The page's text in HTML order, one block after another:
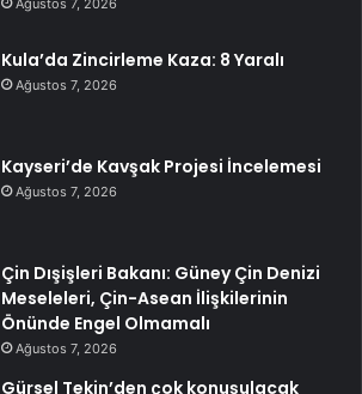
Ağustos 7, 2026
Kula’da Zincirleme Kaza: 8 Yaralı
Ağustos 7, 2026
Kayseri’de Kavşak Projesi İncelemesi
Ağustos 7, 2026
Çin Dışişleri Bakanı: Güney Çin Denizi
Meseleleri, Çin-Asean İlişkilerinin
Önünde Engel Olmamalı
Ağustos 7, 2026
Gürsel Tekin’den çok konuşulacak